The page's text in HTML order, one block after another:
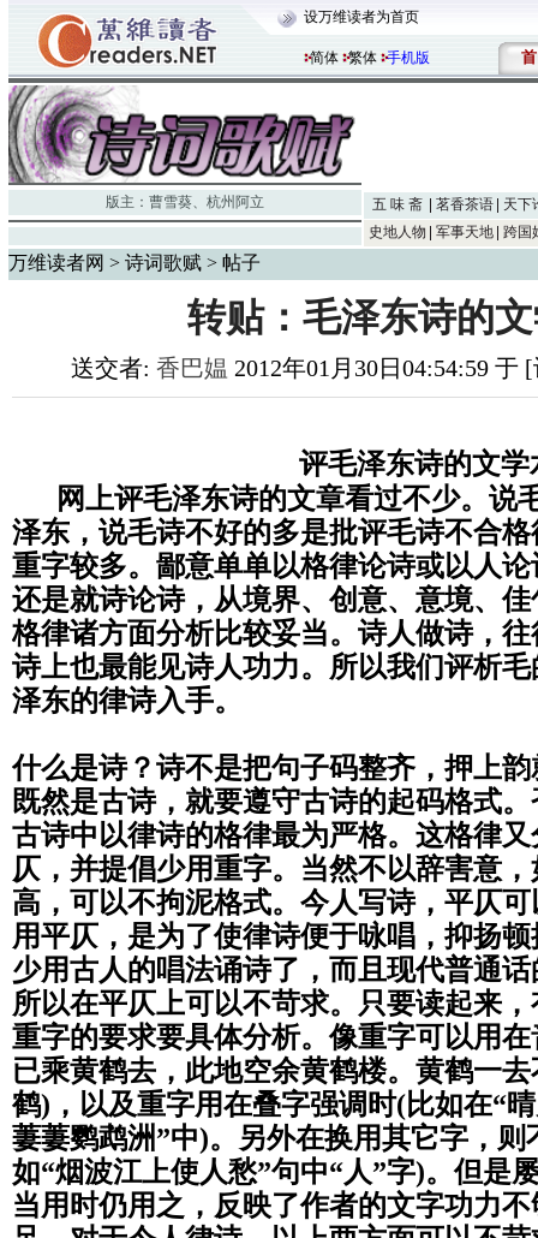
设万维读者为首页
简体 繁体 手机版 首
版主： 曹雪葵、 杭州阿立 五 味 斋 茗香茶语
天下
史地人物
军事天地 跨国
万维读者网 > 诗词歌赋 > 帖子
转贴：毛泽东诗的
送交者: 香巴媪 2012年01月30日04:54:59 于
评毛泽东诗的文学
网上评毛泽东诗的文章看过不少。说
泽东， 说毛诗不好的多是批评毛诗不合
重字较多。 鄙意单单以格律论诗或以人
还是就诗论诗， 从境界、创意、意境、
格律诸方面分析比较妥当。诗人做诗， 往
诗上也最能见诗人功力。 所以我们评析
泽东的律诗入手。
什么是诗？诗不是把句子码整齐，押上
既然是古诗，就要遵守古诗的起码格式
古诗中以律诗的格律最为严格。这格律
仄， 并提倡少用重字。当然不以辞害意
高，可以不拘泥格式。今人写诗，平仄
用平仄，是为了使律诗便于咏唱，抑扬
少用古人的唱法诵诗了， 而且现代普通
所以在平仄上可以不苛求。
只要读起来
重字的要求要具体分析。像重字可以用
已乘黄鹤去， 此地空余黄鹤楼。黄鹤一
鹤) ，以及重字用在叠字强调时(比如在“
萋萋鹦鹉洲”中)。另外在换用其它字， 则
如“烟波江上使人愁”句中“人”字)。但是
当用时仍用之， 反映了作者的文字功力